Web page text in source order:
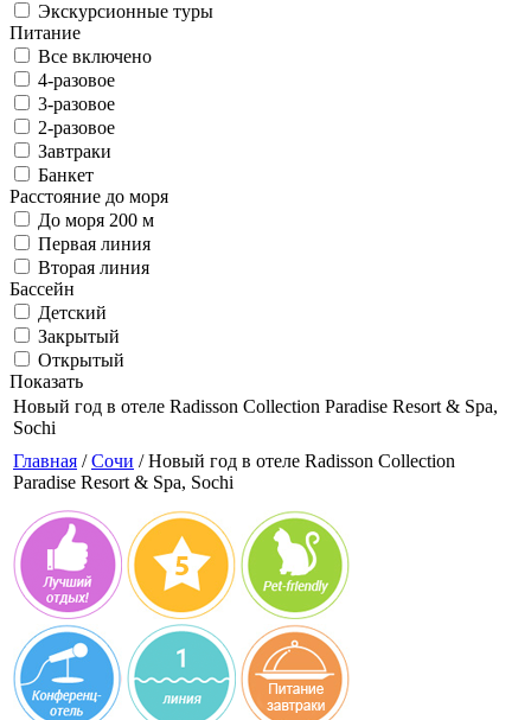
Экскурсионные туры
Питание
Все включено
4-разовое
3-разовое
2-разовое
Завтраки
Банкет
Расстояние до моря
До моря 200 м
Первая линия
Вторая линия
Бассейн
Детский
Закрытый
Открытый
Показать
Новый год в отеле Radisson Collection Paradise Resort & Spa,
Sochi
Главная /Сочи / Новый год в отеле Radisson Collection
Paradise Resort & Spa, Sochi